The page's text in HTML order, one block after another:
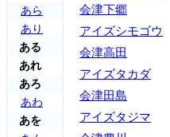
あら
あり
ある
あれ
あろ
あわ
あを
会津下郷
アイズシモゴウ
会津高田
アイズタカダ
会津田島
アイズタジマ